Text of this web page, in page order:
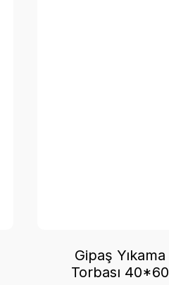
Gipaş Yıkama
Torbası 40*60